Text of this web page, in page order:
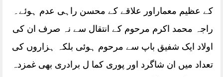
کے عظیم معماراور علاقے کے محسن راہی عدم ہوئے۔
راجہ محمد اکرم مرحوم کے انتقال سے نہ صرف ان کی
اولاد ایک شفیق باپ سے مرحوم ہوئی بلکہ ہزاروں کی
تعداد میں ان شاگرد اور پوری کما ل برادری بھی غمزدہ